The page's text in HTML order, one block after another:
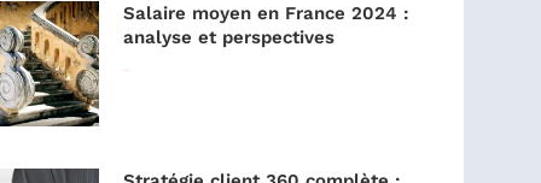
Salaire moyen en France 2024 :
analyse et perspectives